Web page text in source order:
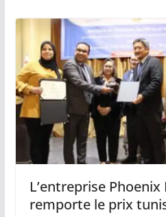
L’entreprise
remporte le prix